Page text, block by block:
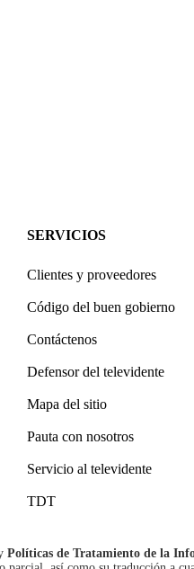
SERVICIOS
Clientes y proveedores
Código del buen gobierno
Contáctenos
Defensor del televidente
Mapa del sitio
Pauta con nosotros
Servicio al televidente
TDT
Políticas de Tratamiento de la